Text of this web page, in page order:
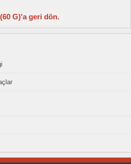
G)'a geri dön.